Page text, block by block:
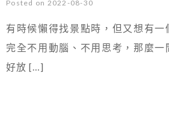
Posted on 2022-08-30
有時候懶得找景點時，但又想有一
完全不用動腦、不用思考，那麼
好放 […]